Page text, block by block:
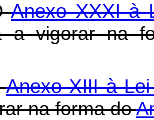
Anexo XXXI à
a vigorar na
Anexo XIII à
na forma do